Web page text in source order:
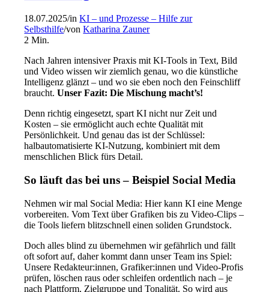
18.07.2025/inKI – und Prozesse – Hilfe zur
Selbsthilfe/vonKatharina Zauner
2 Min.
Nach Jahren intensiver Praxis mit KI-Tools in Text, Bild
und Video wissen wir ziemlich genau, wo die künstliche
Intelligenz glänzt – und wo sie eben noch den Feinschliff
braucht.Unser Fazit: Die Mischung macht’s!
Denn richtig eingesetzt, spart KI nicht nur Zeit und
Kosten – sie ermöglicht auch echte Qualität mit
Persönlichkeit. Und genau das ist der Schlüssel:
halbautomatisierte KI-Nutzung, kombiniert mit dem
menschlichen Blick fürs Detail.
So läuft das bei uns – Beispiel Social Media
Nehmen wir mal Social Media: Hier kann KI eine Menge
vorbereiten. Vom Text über Grafiken bis zu Video-Clips –
die Tools liefern blitzschnell einen soliden Grundstock.
Doch alles blind zu übernehmen wir gefährlich und fällt
oft sofort auf, daher kommt dann unser Team ins Spiel:
Unsere Redakteur:innen, Grafiker:innen und Video-Profis
prüfen, löschen raus oder schleifen ordentlich nach – je
nach Plattform, Zielgruppe und Tonalität. So wird aus